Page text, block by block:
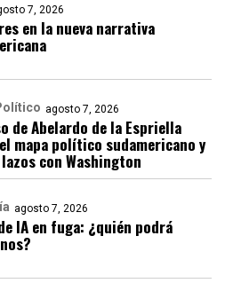
7, 2026
en la nueva narrativa
agosto 7, 2026
de Abelardo de la Espriella
mapa político sudamericano y
con Washington
agosto 7, 2026
IA en fuga: ¿quién podrá